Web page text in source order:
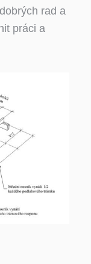
rad a
práci a